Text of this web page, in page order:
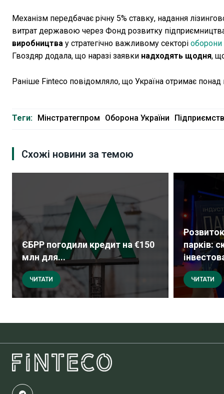
Механізм передбачає річну 5% ставку, надання
витрат державою через Фонд розвитку
виробництва у стратегічно важливому секторі оборони
Гвоздяр додала, що наразі заявки надходять щодня,
Раніше Finteco повідомляло, що Україна отримає
Теги: Мінстратегпром Оборона України
Схожі новини за темою
ЄБРР погодили кредит на €150
млн для...
ЧИТАТИ
парків:
ЧИТАТИ